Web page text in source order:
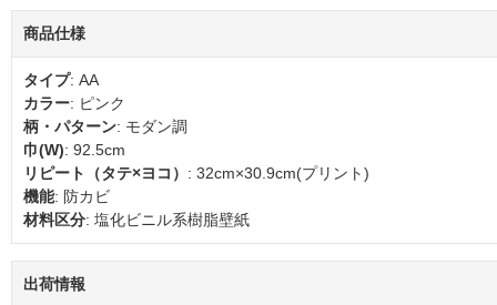
商品仕様
タイプ: AA
カラー: ピンク
柄・パターン: モダン調
巾(W): 92.5cm
リピート（タテ×ヨコ） : 32cm×30.9cm(プリント)
機能: 防カビ
材料区分: 塩化ビニル系樹脂壁紙
出荷情報